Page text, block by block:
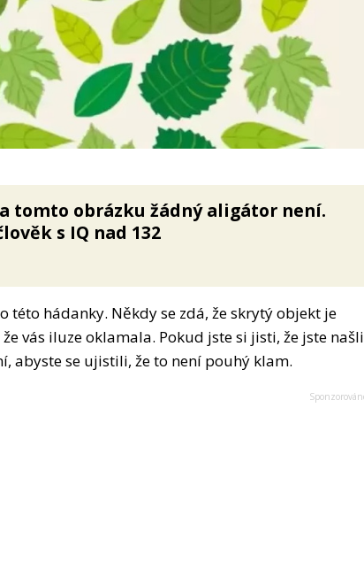
tomto obrázku žádný aligátor není.
s IQ nad 132
této hádanky. Někdy se zdá, že skrytý objekt je
vás iluze oklamala. Pokud jste si jisti, že jste našli
abyste se ujistili, že to není pouhý klam.